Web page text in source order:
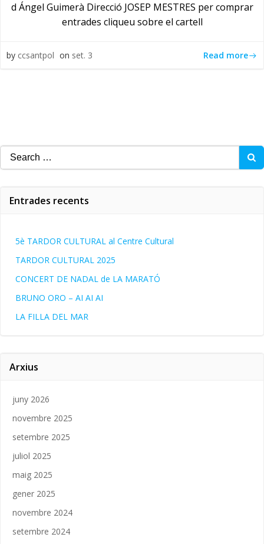
d Ángel Guimerà Direcció JOSEP MESTRES per comprar
entrades cliqueu sobre el cartell
by ccsantpol on set. 3 Read more
Search
for:
Entrades recents
5è TARDOR CULTURAL al Centre Cultural
TARDOR CULTURAL 2025
CONCERT DE NADAL de LA MARATÓ
BRUNO ORO – AI AI AI
LA FILLA DEL MAR
Arxius
juny 2026
novembre 2025
setembre 2025
juliol 2025
maig 2025
gener 2025
novembre 2024
setembre 2024